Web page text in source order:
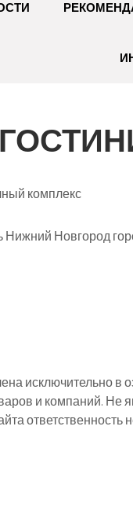
комплекс
Нижний Новгород
исключительно в
и компаний.
ответственность